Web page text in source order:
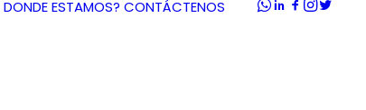
DONDE ESTAMOS? CONTÁCTENOS